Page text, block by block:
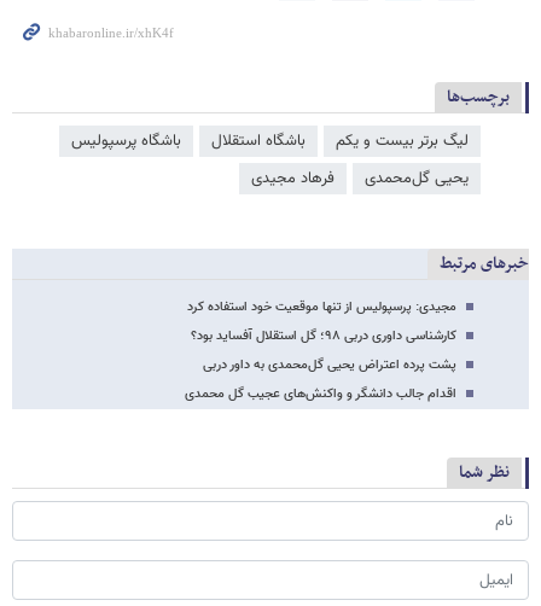
برچسب‌ها
لیگ برتر بیست و یکم باشگاه استقلال
باشگاه پرسپولیس
یحیی گل‌محمدی
فرهاد مجیدی
خبرهای مرتبط
مجیدی: پرسپولیس از تنها موقعیت خود استفاده کرد
کارشناسی داوری دربی ۹۸؛ گل استقلال آفساید بود؟
پشت پرده اعتراض یحیی گل‌محمدی به داور دربی
اقدام جالب دانشگر و واکنش‌های عجیب گل محمدی
نظر شما